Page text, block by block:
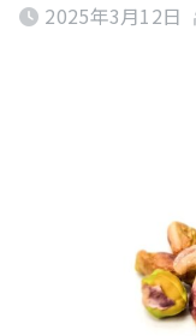
2025年3月12日